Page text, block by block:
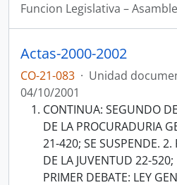
Funcion Legislativa –
Actas-2000-2002
CO-21-083 · Unidad
04/10/2001
CONTINUA: SEGUNDO
DE LA PROCURADURIA
21-420; SE SUSPENDE. 2.
DE LA JUVENTUD 22-
PRIMER DEBATE: LEY